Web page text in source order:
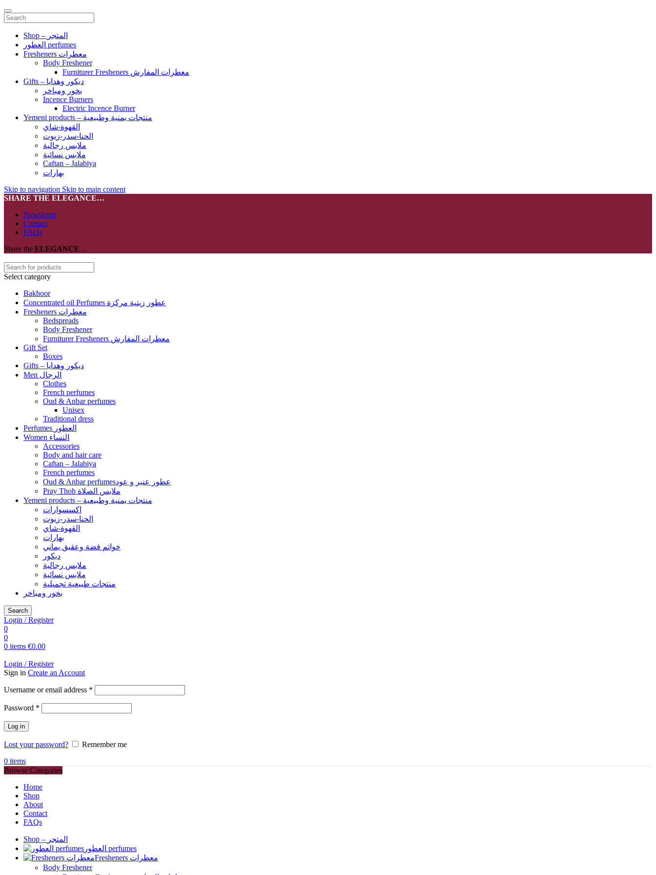
Shop – المتجر
العطور perfumes
Fresheners معطرات
Body Freshener
Furniturer Fresheners معطرات المفارش
Gifts – ديكور وهدايا
بخور ومباخر
Incence Burners
Electric Incence Burner
Yemeni products – منتجات يمنية وطبيعية
القهوة-شاي
الحنا-سدر-زيوت
ملابس رجالية
ملابس نسائية
Caftan – Jalabiya
بهارات
Skip to navigation Skip to main content
SHARE THE ELEGANCE…
Newsletter
Contact
FAQs
Share the ELEGANCE ...
Select category
Bakhoor
Concentrated oil Perfumes عطور زيتية مركزة
Fresheners معطرات
Bedspreads
Body Freshener
Furniturer Fresheners معطرات المفارش
Gift Set
Boxes
Gifts – ديكور وهدايا
Men الرجال
Clothes
French perfumes
Oud & Anbar perfumes
Unisex
Traditional dress
Perfumes العطور
Women النساء
Accessories
Body and hair care
Caftan – Jalabiya
French perfumes
Oud & Anbar perfumesعطور عنبر و عود
Pray Thob ملابس الصلاة
Yemeni products – منتجات يمنية وطبيعية
اكسسوارات
الحنا-سدر-زيوت
القهوة-شاي
بهارات
خواتم فضة وعقيق يماني
ديكور
ملابس رجالية
ملابس نسائية
منتجات طبيعية تجميلية
بخور ومباخر
Search
Login / Register
0
0
0 items €0.00
Login / Register
Sign in Create an Account
Username or email address *
Password *
Log in
Lost your password?
Remember me
0 items
Browse Categories
Home
Shop
About
Contact
FAQs
Shop – المتجر
العطور perfumes
Fresheners معطرات
Body Freshener